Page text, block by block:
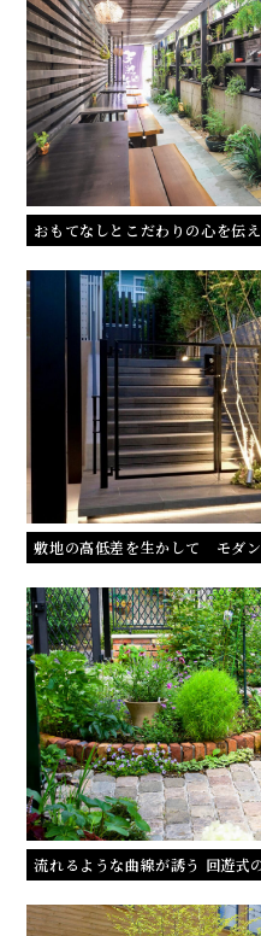
おもてなしとこだわりの心を伝
敷地の高低差を生かして モダ
流れるような曲線が誘う 回遊式